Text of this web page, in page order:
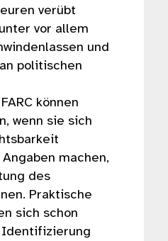
verübt
vor allem
und
politischen
können
wenn sie sich
machen,
des
Praktische
sich schon
Identifizierung